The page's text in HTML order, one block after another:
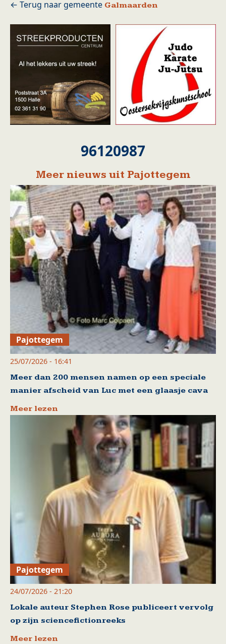
Galmaarden
96120987
Meer nieuws uit Pajottegem
Pajottegem
25/07/2026 - 16:41
Meer dan 200 mensen namen op een speciale
manier afscheid van Luc met een glaasje cava
Meer lezen
Pajottegem
24/07/2026 - 21:20
Lokale auteur Stephen Rose publiceert vervolg
op zijn sciencefictionreeks
Meer lezen